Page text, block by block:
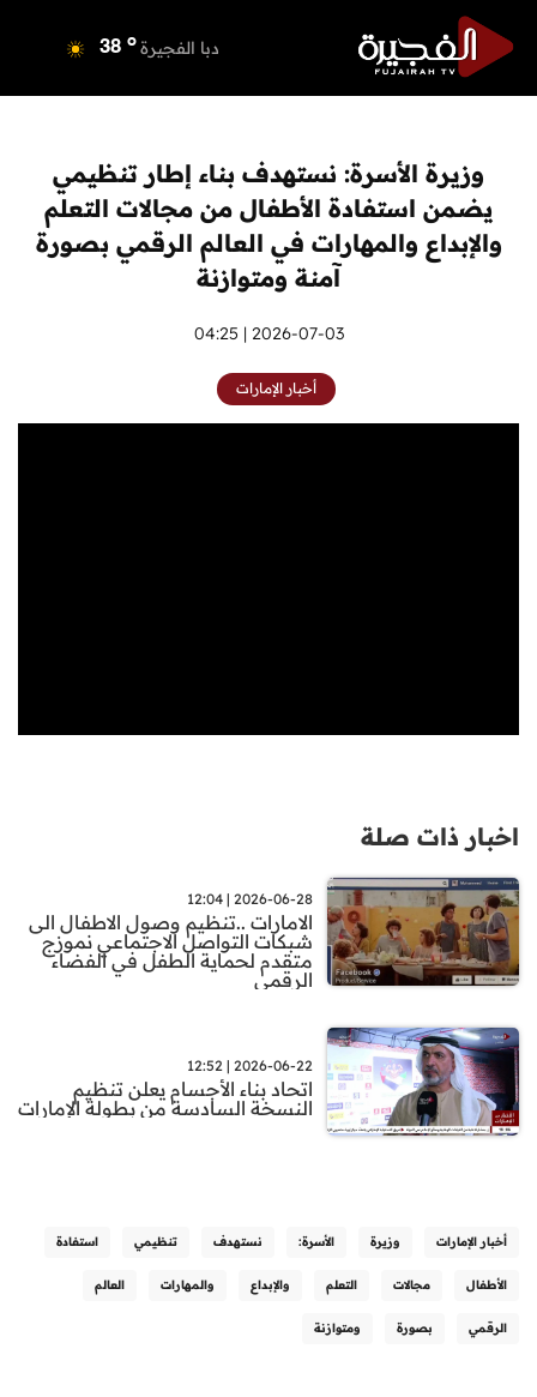
دبا الفجيرة 38 o
أم القيوين o
راس الخيمة o
الفجيرة 37 o
وزيرة الأسرة: نستهدف بناء إطار تنظيمي
يضمن استفادة الأطفال من مجالات التعلم
والإبداع والمهارات في العالم الرقمي بصورة
آمنة ومتوازنة
2026-07-03 | 04:25
أخبار الإمارات
اخبار ذات صلة
2026-06-28 | 12:04
الامارات ..تنظيم وصول الاطفال الى
شبكات التواصل الاجتماعي نموزج
متقدم لحماية الطفل في الفضاء
الرقمي
2026-06-22 | 12:52
اتحاد بناء الأجسام يعلن تنظيم
النسخة السادسة من بطولة الإمارات
أخبار الإمارات وزيرة الأسرة: نستهدف تنظيمي استفادة
الأطفال مجالات التعلم والإبداع والمهارات العالم
الرقمي بصورة ومتوازنة